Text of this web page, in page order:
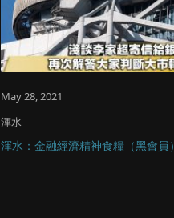
May 28, 2021
渾水
渾水：金融經濟精神食糧（黑會員）